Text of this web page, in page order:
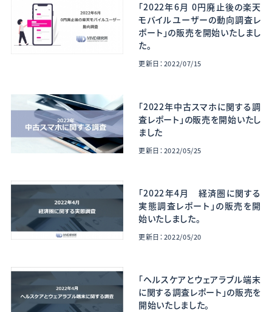
「2022年6月 0円廃止後の楽天
モバイルユーザーの動向調査レ
ポート」の販売を開始いたしまし
た。
更新日：2022/07/15
「2022年中古スマホに関する調
査レポート」の販売を開始いたし
ました
更新日：2022/05/25
「2022年4月 経済圏に関する
実態調査レポート」の販売を開
始いたしました。
更新日：2022/05/20
「ヘルスケアとウェアラブル端末
に関する調査レポート」の販売を
開始いたしました。